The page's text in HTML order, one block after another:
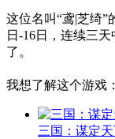
这位名叫“鸢|芝绮”
日-16日，连续三
了。
我想了解这个游戏：
三国：谋定